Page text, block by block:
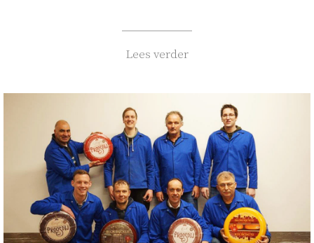
Lees verder